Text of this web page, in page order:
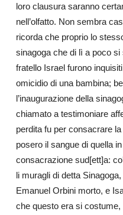
loro clausura saranno
nell’olfatto. Non sembra
ricorda che proprio lo
sinagoga che di lì a poco
fratello Israel furono
omicidio di una bambina;
l’inaugurazione della
chiamato a testimoniare
perdita fu per consacrare
posero il sangue di quella
consacrazione sud[ett]a:
li muragli di detta
Emanuel Orbini morto, e
che questo era si